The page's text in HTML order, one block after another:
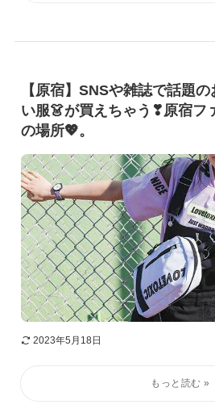
【原宿】SNSや雑誌で話題
い服👗が買えちゃう❣原宿フ
の場所💖。
2023年5月18日